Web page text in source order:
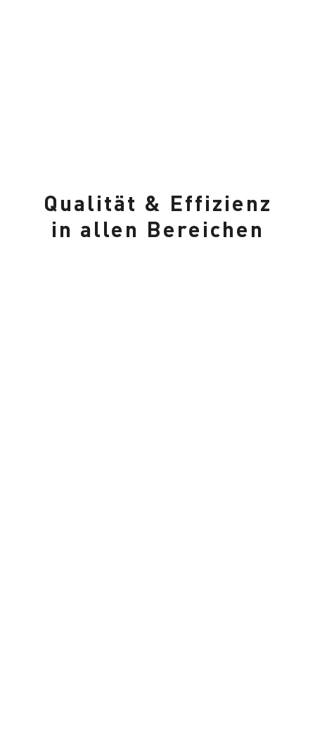
Qualität & Effizienz
in allen Bereichen